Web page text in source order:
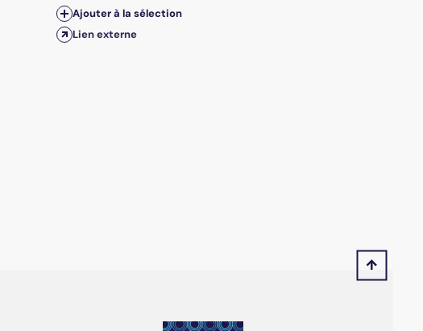
Ajouter à la sélection
Lien externe